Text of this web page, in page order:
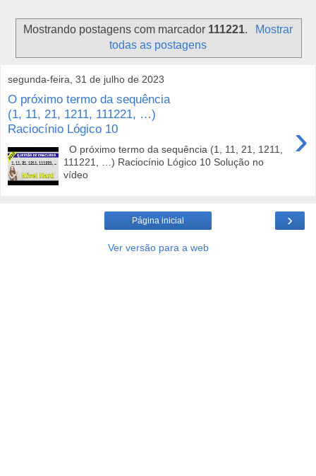
Mostrando postagens com marcador 111221.
Mostrar
todas as postagens
segunda-feira, 31 de julho de 2023
O próximo termo da sequência
(1, 11, 21, 1211, 111221, …)
Raciocínio Lógico 10
›
O próximo termo da sequência (1, 11, 21, 1211,
111221, …) Raciocínio Lógico 10 Solução no
vídeo
›
Página inicial
Ver versão para a web